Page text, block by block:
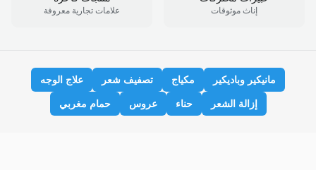
إناث موثوقات علامات تجارية معروفة
مانيكير وباديكير مكياج تصفيف شعر
علاج الوجه
إزالة الشعر
حناء عروس حمام مغربي